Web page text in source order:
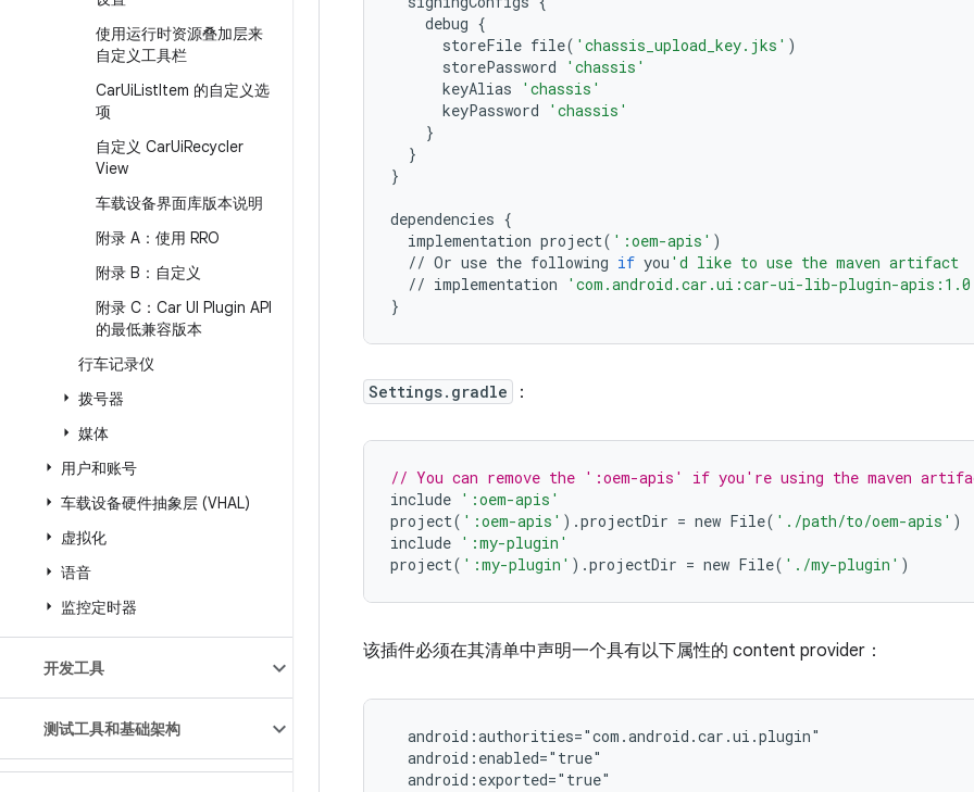
使用运行时资源叠加层来
自定义工具栏
CarUiListItem 的自定义选
项
自定义 CarUiRecycler
View
车载设备界面库版本说明
附录 A：使用 RRO
附录 B：自定义
附录 C：Car UI Plugin API
的最低兼容版本
行车记录仪
拨号器
媒体
用户和账号
车载设备硬件抽象层 (VHAL)
虚拟化
语音
监控定时器
开发工具
测试工具和基础架构
debug {
storeFile file( 'chassis_upload_key.jks' )
storePassword
'chassis'
keyAlias
'chassis'
keyPassword
'chassis'
}
}
}
dependencies {
implementation project( ':oem-apis' )
// Or use the following if you 'd like to use the maven artifact
// implementation
'com.android.car.ui:car-ui-lib-plugin-
}
Settings.gradle ：
// You can remove the ':oem-apis' if you're using the maven
include ':oem-apis'
project( ':oem-apis' ).projectDir = new File( './path/to/oem-apis' )
include ':my-plugin'
project( ':my-plugin' ).projectDir = new File( './my-plugin' )
该插件必须在其清单中声明一个具有以下属性的 content provider：